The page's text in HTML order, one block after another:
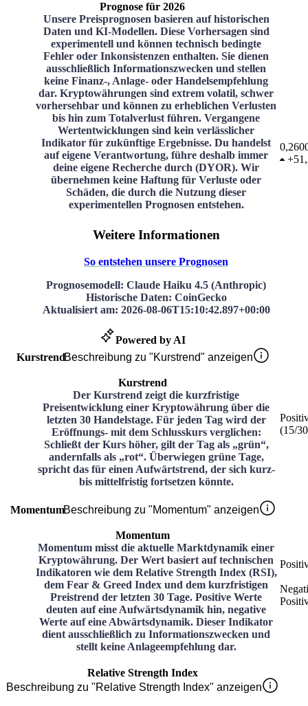
Prognose für 2026
Unsere Preisprognosen basieren auf historischen
Daten und KI-Modellen. Diese Vorhersagen sind
experimentell und können technisch bedingte
Fehler oder Inkonsistenzen enthalten. Sie dienen
ausschließlich Informationszwecken und stellen
keine Finanz-, Anlage- oder Handelsempfehlung
dar. Kryptowährungen sind extrem volatil, schwer
vorhersehbar und können zu erheblichen Verlusten
bis hin zum Totalverlust führen. Vergangene
Wertentwicklungen sind kein verlässlicher
Indikator für zukünftige Ergebnisse. Du handelst
auf eigene Verantwortung, führe deshalb immer
deine eigene Recherche durch (DYOR). Wir
übernehmen keine Haftung für Verluste oder
Schäden, die durch die Nutzung dieser
experimentellen Prognosen entstehen.
Weitere Informationen
So entstehen unsere Prognosen
Prognosemodell: Claude Haiku 4.5 (Anthropic)
Historische Daten: CoinGecko
Aktualisiert am: 2026-08-06T15:10:42.897+00:00
Powered by AI
+
KurstrendBeschreibung zu "Kurstrend" anzeigen
Kurstrend
Der Kurstrend zeigt die kurzfristige
Preisentwicklung einer Kryptowährung über die
letzten 30 Handelstage. Für jeden Tag wird der
Eröffnungs- mit dem Schlusskurs verglichen:
Schließt der Kurs höher, gilt der Tag als „grün“,
andernfalls als „rot“. Überwiegen grüne Tage,
spricht das für einen Aufwärtstrend, der sich kurz-
bis mittelfristig fortsetzen könnte.
(15/
MomentumBeschreibung zu "Momentum" anzeigen
Momentum
Momentum misst die aktuelle Marktdynamik einer
Kryptowährung. Der Wert basiert auf technischen
Indikatoren wie dem Relative Strength Index (RSI),
dem Fear & Greed Index und dem kurzfristigen
Preistrend der letzten 30 Tage. Positive Werte
deuten auf eine Aufwärtsdynamik hin, negative
Werte auf eine Abwärtsdynamik. Dieser Indikator
dient ausschließlich zu Informationszwecken und
stellt keine Anlageempfehlung dar.
Relative Strength Index
Beschreibung zu "Relative Strength Index" anzeigen